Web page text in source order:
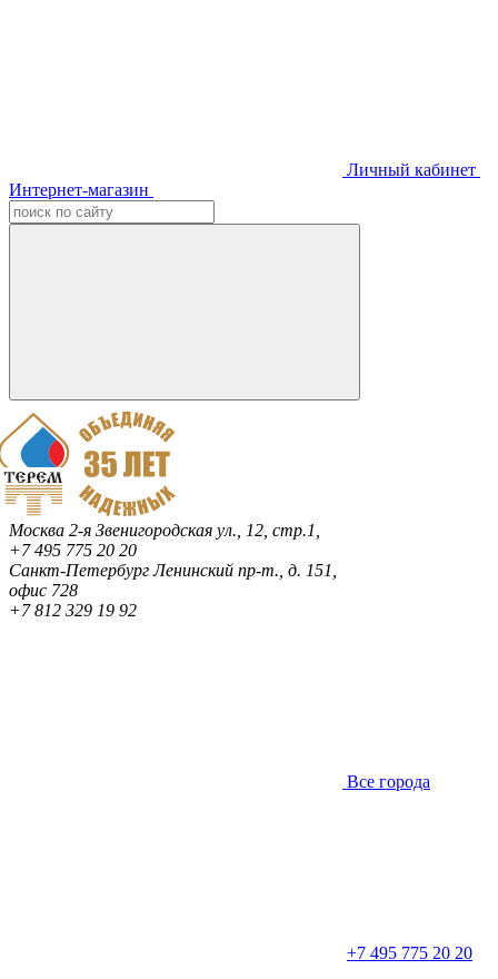
Личный кабинет
Интернет-магазин
Москва 2-я Звенигородская ул., 12, стр.1,
+7 495 775 20 20
Санкт-ПетербургЛенинский пр-т., д. 151,
офис 728
+7 812 329 19 92
Все города
+7 495 775 20 20